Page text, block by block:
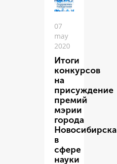
07
may
2020
Итоги
конкурсов
на
присуждение
премий
мэрии
города
Новосибирска
в
сфере
науки